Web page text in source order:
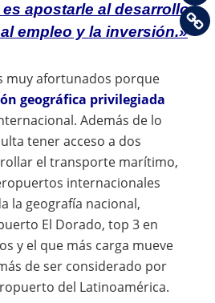
es apostarle al desarrollo
empleo y la inversión.»
muy afortunados porque
geográfica privilegiada
Además de lo
tener acceso a dos
el transporte marítimo,
internacionales
la geografía nacional,
El Dorado, top 3 en
y el que más carga mueve
de ser considerado por
del Latinoamérica.